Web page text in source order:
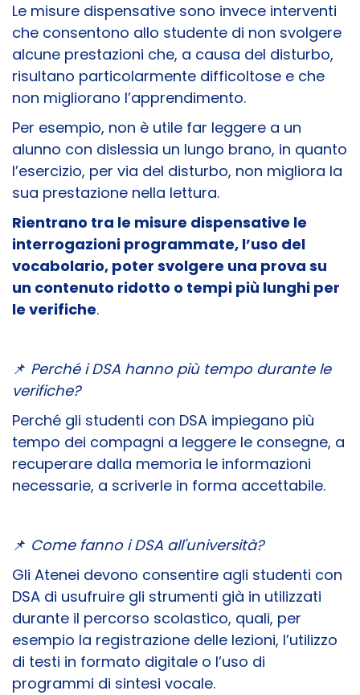
Le misure dispensative sono invece interventi
che consentono allo studente di non svolgere
alcune prestazioni che, a causa del disturbo,
risultano particolarmente difficoltose e che
non migliorano l’apprendimento.
Per esempio, non è utile far leggere a un
alunno con dislessia un lungo brano, in quanto
l’esercizio, per via del disturbo, non migliora la
sua prestazione nella lettura.
Rientrano tra le misure dispensative le
interrogazioni programmate, l’uso del
vocabolario, poter svolgere una prova su
un contenuto ridotto o tempi più lunghi per
le verifiche.
📌 Perché i DSA hanno più tempo durante le
verifiche?
Perché gli studenti con DSA impiegano più
tempo dei compagni a leggere le consegne, a
recuperare dalla memoria le informazioni
necessarie, a scriverle in forma accettabile.
📌 Come fanno i DSA all'università?
Gli Atenei devono consentire agli studenti con
DSA di usufruire gli strumenti già in utilizzati
durante il percorso scolastico, quali, per
esempio la registrazione delle lezioni, l’utilizzo
di testi in formato digitale o l’uso di
programmi di sintesi vocale.